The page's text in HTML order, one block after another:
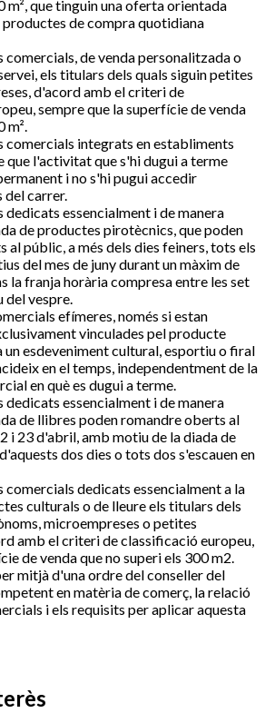
m², que tinguin una oferta orientada
productes de compra quotidiana
comercials, de venda personalitzada o
els titulars dels quals siguin petites
d'acord amb el criteri de
sempre que la superfície de venda
m².
comercials integrats en establiments
que l'activitat que s'hi dugui a terme
i no s'hi pugui accedir
del carrer.
dedicats essencialment i de manera
de productes pirotècnics, que poden
al públic, a més dels dies feiners, tots els
del mes de juny durant un màxim de
la franja horària compresa entre les set
del vespre.
efímeres, només si estan
vinculades pel producte
esdeveniment cultural, esportiu o firal
en el temps, independentment de la
en què es dugui a terme.
dedicats essencialment i de manera
de llibres poden romandre oberts al
i 23 d'abril, amb motiu de la diada de
dos dies o tots dos s'escauen en
comercials dedicats essencialment a la
culturals o de lleure els titulars dels
microempreses o petites
amb el criteri de classificació europeu,
de venda que no superi els 300 m2.
mitjà d'una ordre del conseller del
en matèria de comerç, la relació
i els requisits per aplicar aquesta